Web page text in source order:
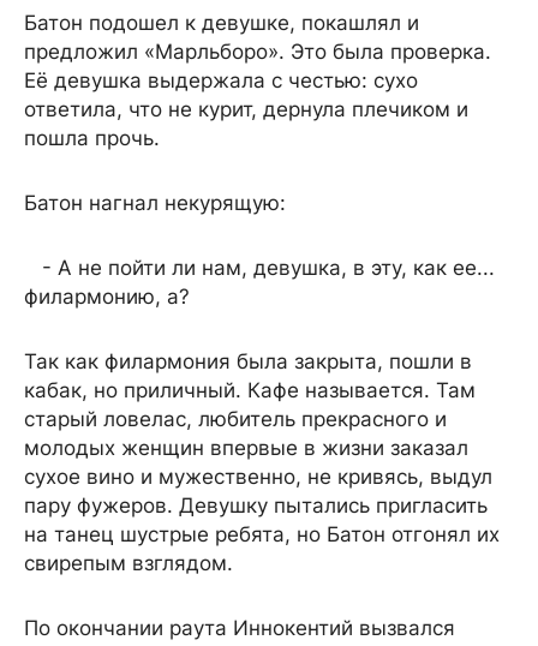
Батон подошел к девушке, покашлял и
предложил «Марльборо». Это была проверка.
Её девушка выдержала с честью: сухо
ответила, что не курит, дернула плечиком и
пошла прочь.
Батон нагнал некурящую:
- А не пойти ли нам, девушка, в эту, как ее...
филармонию, а?
Так как филармония была закрыта, пошли в
кабак, но приличный. Кафе называется. Там
старый ловелас, любитель прекрасного и
молодых женщин впервые в жизни заказал
сухое вино и мужественно, не кривясь, выдул
пару фужеров. Девушку пытались пригласить
на танец шустрые ребята, но Батон отгонял их
свирепым взглядом.
По окончании раута Иннокентий вызвался